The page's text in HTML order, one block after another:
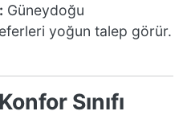
Güneydoğu
yoğun talep görür.
Sınıfı